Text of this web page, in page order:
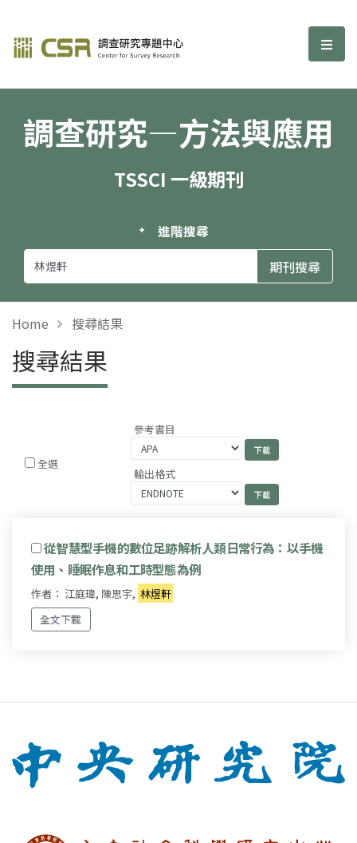
調查研究—方法與應用期刊 選
調查研究—方法與應用
TSSCI 一級期刊
進階搜尋
Home 搜尋結果
搜尋結果
全選
參考書目
輸出格式
從智慧型手機的數位足跡解析人類日常行為：以手機
使用、睡眠作息和工時型態為例
作者： 江庭瑋, 陳思宇, 林煜軒
全文下載